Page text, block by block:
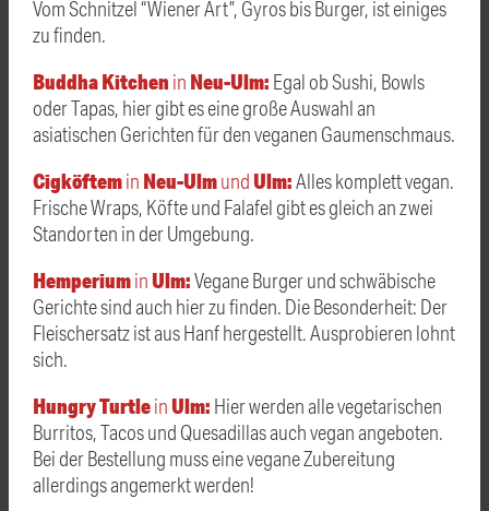
Vom Schnitzel “Wiener Art”, Gyros bis Burger, ist einiges
zu finden.
Buddha Kitchen in Neu-Ulm: Egal ob Sushi, Bowls
oder Tapas, hier gibt es eine große Auswahl an
asiatischen Gerichten für den veganen Gaumenschmaus.
Cigköftemin Neu-UlmundUlm:Alles komplett vegan.
Frische Wraps, Köfte und Falafel gibt es gleich an zwei
Standorten in der Umgebung.
HemperiuminUlm:Vegane Burger und schwäbische
Gerichte sind auch hier zu finden. Die Besonderheit: Der
Fleischersatz ist aus Hanf hergestellt. Ausprobieren lohnt
sich.
Hungry TurtleinUlm: Hier werden alle vegetarischen
Burritos, Tacos und Quesadillas auch vegan angeboten.
Bei der Bestellung muss eine vegane Zubereitung
allerdings angemerkt werden!